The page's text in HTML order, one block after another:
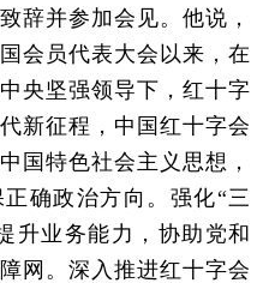
辞并参加会见。他说，
会员代表大会以来，在
央坚强领导下，红十字
新征程，中国红十字会
国特色社会主义思想，
确政治方向。强化“三
升业务能力，协助党和
网。深入推进红十字会